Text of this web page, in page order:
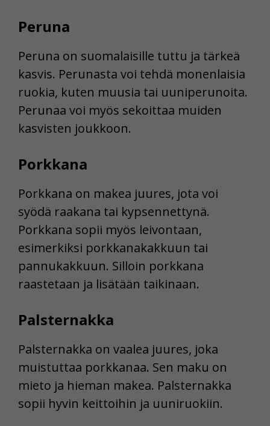
Peruna
Peruna on suomalaisille tuttu ja tärkeä
kasvis. Perunasta voi tehdä monenlaisia
ruokia, kuten muusia tai uuniperunoita.
Perunaa voi myös sekoittaa muiden
kasvisten joukkoon.
Porkkana
Porkkana on makea juures, jota voi
syödä raakana tai kypsennettynä.
Porkkana sopii myös leivontaan,
esimerkiksi porkkanakakkuun tai
pannukakkuun. Silloin porkkana
raastetaan ja lisätään taikinaan.
Palsternakka
Palsternakka on vaalea juures, joka
muistuttaa porkkanaa. Sen maku on
mieto ja hieman makea. Palsternakka
sopii hyvin keittoihin ja uuniruokiin.